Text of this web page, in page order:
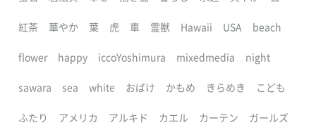
紅茶 華やか 葉 虎 車 霊獣 Hawaii USA beach
flower happy iccoYoshimura mixedmedia night
sawara sea white おばけ かもめ きらめき こども
ふたり アメリカ アルキド カエル カーテン ガールズ